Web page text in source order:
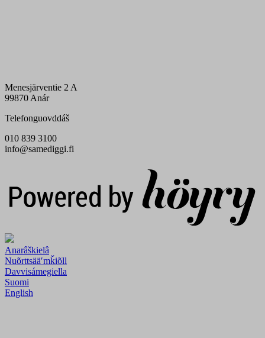
Menesjärventie 2 A
99870 Anár
Telefonguovddáš
010 839 3100
info@samediggi.fi
Anarâškielâ
Nuõrttsääʹmǩiõll
Davvisámegiella
Suomi
English